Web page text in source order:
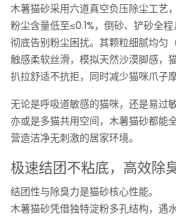
木薯猫砂采用六道真空负压除尘工艺
粉尘含量低至≤0.1%，倒砂、铲砂全程
彻底告别粉尘困扰。其颗粒细腻均匀
触感柔软丝滑，模拟天然沙漠脚感，
扒拉舒适不抗拒，同时减少猫咪爪子
无论是呼吸道敏感的猫咪，还是易过
亦或是多猫共用空间，木薯猫砂都能
营造洁净无刺激的居家环境。
极速结团不粘底，高效除
结团性与除臭力是猫砂核心性能。
木薯猫砂凭借独特淀粉多孔结构，遇